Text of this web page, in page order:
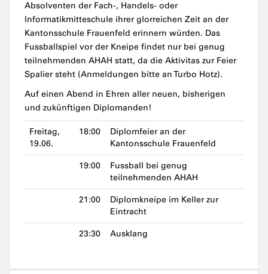
Absolventen der Fach-, Handels- oder
Informatikmitteschule ihrer glorreichen Zeit an der
Kantonsschule Frauenfeld erinnern würden. Das
Fussballspiel vor der Kneipe findet nur bei genug
teilnehmenden AHAH statt, da die Aktivitas zur Feier
Spalier steht (Anmeldungen bitte an Turbo Hotz).
Auf einen Abend in Ehren aller neuen, bisherigen
und zukünftigen Diplomanden!
Freitag,
19.06.
18:00
Diplomfeier an der
Kantonsschule Frauenfeld
19:00
Fussball bei genug
teilnehmenden AHAH
21:00
Diplomkneipe im Keller zur
Eintracht
23:30 Ausklang